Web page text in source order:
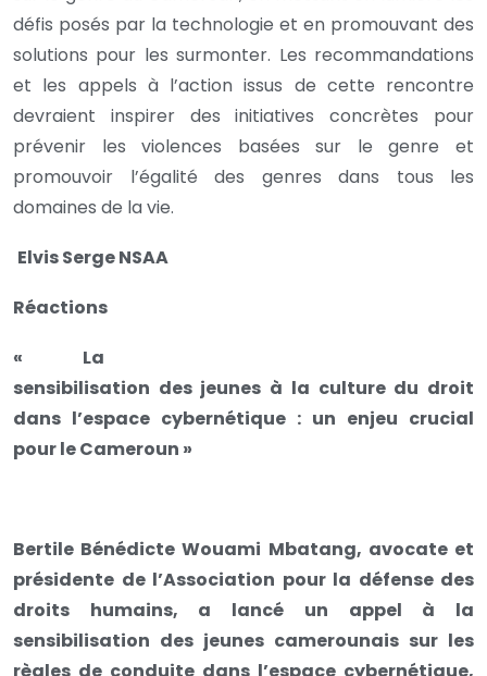
défis posés par la technologie et en promouvant des
solutions pour les surmonter. Les recommandations
et les appels à l’action issus de cette rencontre
devraient inspirer des initiatives concrètes pour
prévenir les violences basées sur le genre et
promouvoir l’égalité des genres dans tous les
domaines de la vie.
Elvis Serge NSAA
Réactions
« La
sensibilisation des jeunes à la culture du droit
dans l’espace cybernétique : un enjeu crucial
pour le Cameroun »
Bertile Bénédicte Wouami Mbatang, avocate et
présidente de l’Association pour la défense des
droits humains, a lancé un appel à la
sensibilisation des jeunes camerounais sur les
règles de conduite dans l’espace cybernétique,